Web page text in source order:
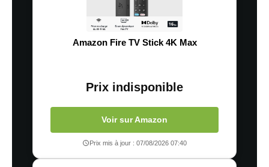
Amazon Fire TV Stick 4K Max
Prix indisponible
Voir sur Amazon
Prix mis à jour : 07/08/2026 07:40